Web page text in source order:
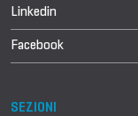
Linkedin
Facebook
SEZIONI